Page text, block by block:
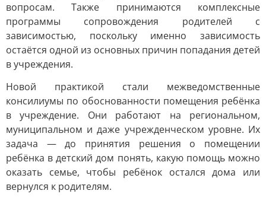
вопросам. Также принимаются комплексные
программы сопровождения родителей с
зависимостью, поскольку именно зависимость
остаётся одной из основных причин попадания детей
в учреждения.
Новой практикой стали межведомственные
консилиумы по обоснованности помещения ребёнка
в учреждение. Они работают на региональном,
муниципальном и даже учрежденческом уровне. Их
задача — до принятия решения о помещении
ребёнка в детский дом понять, какую помощь можно
оказать семье, чтобы ребёнок остался дома или
вернулся к родителям.